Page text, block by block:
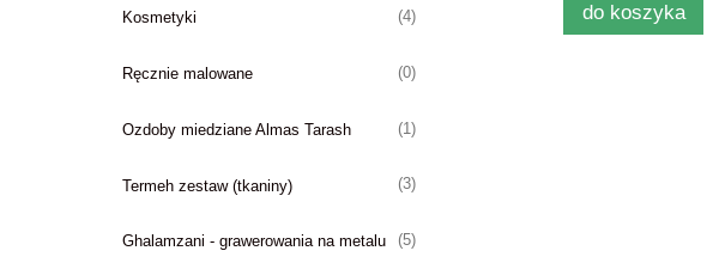
Kosmetyki (4)
Ręcznie malowane (0)
Ozdoby miedziane Almas Tarash (1)
Termeh zestaw (tkaniny) (3)
Ghalamzani - grawerowania na metalu (5)
do koszyka